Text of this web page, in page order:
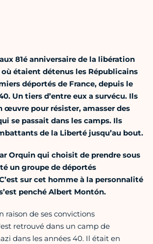
81é anniversaire de la libération
où étaient détenus les Républicains
déportés de France, depuis le
Un tiers d’entre eux a survécu. Ils
pour résister, amasser des
se passait dans les camps. Ils
de la Liberté jusqu’au bout.
Orquin qui choisit de prendre sous
un groupe de déportés
sur cet homme à la personnalité
penché Albert Montón.
raison de ses convictions
retrouvé dans un camp de
dans les années 40. Il était en